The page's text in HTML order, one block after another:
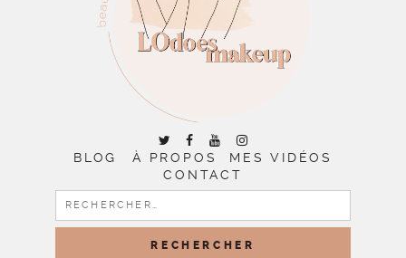
BLOG À PROPOS
MES VIDÉOS
CONTACT
RECHERCHER :